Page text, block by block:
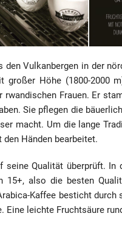
den Vulkanbergen in der
großer Höhe (1800-2000
rwandischen Frauen. Er
Sie pflegen die
macht. Um die lange
Händen bearbeitet.
Qualität überprüft.
15+, also die besten
Kaffee besticht
Eine leichte Fruchtsäure